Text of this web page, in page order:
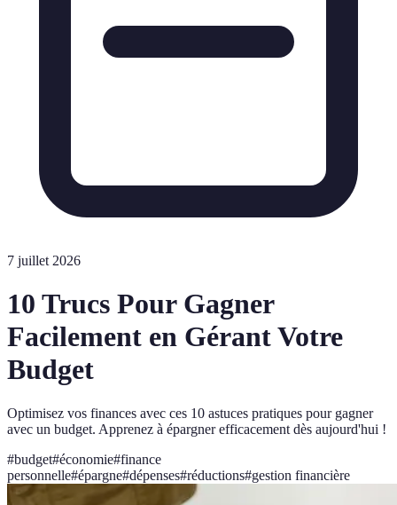
7 juillet 2026
10 Trucs Pour Gagner
Facilement en Gérant Votre
Budget
Optimisez vos finances avec ces 10 astuces pratiques pour gagner
avec un budget. Apprenez à épargner efficacement dès aujourd'hui !
#budget#économie#finance
personnelle#épargne#dépenses#réductions#gestion financière